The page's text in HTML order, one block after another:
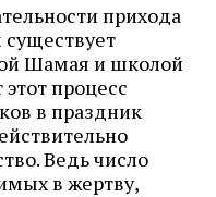
прихода
существует
Шамая и школой
процесс
в праздник
Ведь число
в жертву,